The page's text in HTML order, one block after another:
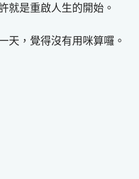
就是重啟人生的開始。
天，覺得沒有用咪算囉。